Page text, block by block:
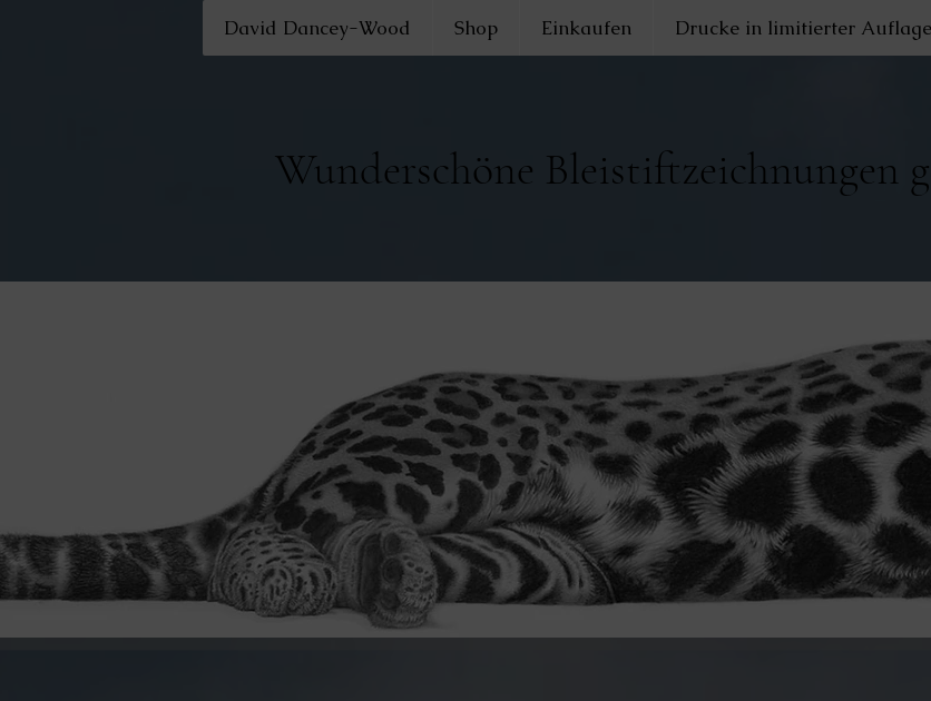
David Dancey-Wood Shop Einkaufen Drucke in limitierter Auflage
Wunderschöne Bleistiftzeichnungen